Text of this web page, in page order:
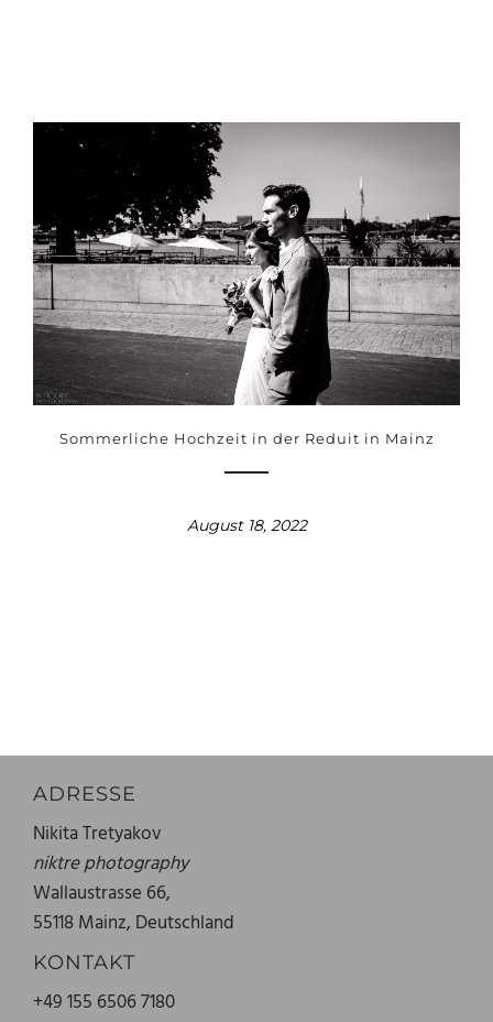
Sommerliche Hochzeit in der Reduit in Mainz
August 18, 2022
ADRESSE
Nikita Tretyakov
niktre photography
Wallaustrasse 66,
55118 Mainz, Deutschland
KONTAKT
+49 155 6506 7180